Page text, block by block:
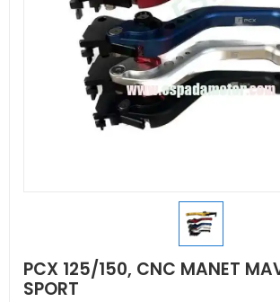
PCX 125/150, CNC MANET
SPORT